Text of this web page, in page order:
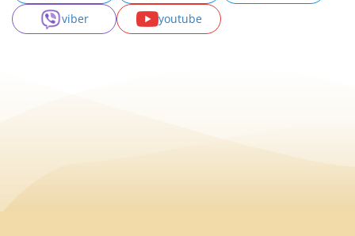
viber
youtube